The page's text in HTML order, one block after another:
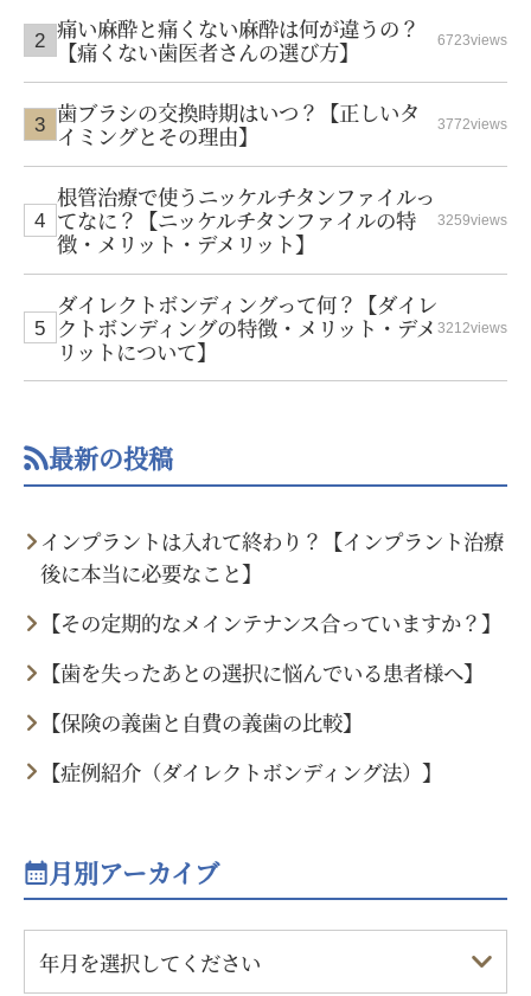
痛い麻酔と痛くない麻酔は何が違うの？
【痛くない歯医者さんの選び方】
6723views
歯ブラシの交換時期はいつ？【正しいタ
イミングとその理由】
3772views
根管治療で使うニッケルチタンファイルっ
てなに？【ニッケルチタンファイルの特
徴・メリット・デメリット】
3259views
ダイレクトボンディングって何？【ダイレ
クトボンディングの特徴・メリット・デメ
リットについて】
3212views
最新の投稿
インプラントは入れて終わり？【インプラント治療
後に本当に必要なこと】
【その定期的なメインテナンス合っていますか？】
【歯を失ったあとの選択に悩んでいる患者様へ】
【保険の義歯と自費の義歯の比較】
【症例紹介（ダイレクトボンディング法）】
月別アーカイブ
年月を選択してください